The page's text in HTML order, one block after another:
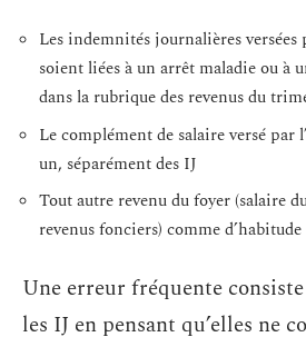
Les indemnités journalières versées
soient liées à un arrêt maladie ou à
dans la rubrique des revenus du
Le complément de salaire versé par
un, séparément des IJ
Tout autre revenu du foyer (salaire
revenus fonciers) comme d’habitude
Une erreur fréquente
les IJ en pensant qu’elles ne